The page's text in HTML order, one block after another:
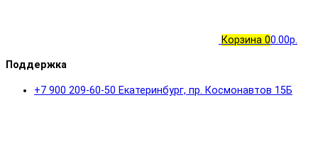
Корзина 00.00р.
Поддержка
+7 900 209-60-50 Екатеринбург, пр. Космонавтов 15Б